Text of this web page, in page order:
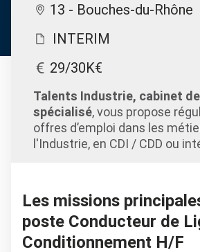
13 - Bouches-du-Rhône
INTERIM
29/30K€
Talents Industrie, cabinet
spécialisé, vous propose
offres d’emploi dans les
l'Industrie, en CDI / CDD ou
Les missions
poste Conducteur de
Conditionnement H/F